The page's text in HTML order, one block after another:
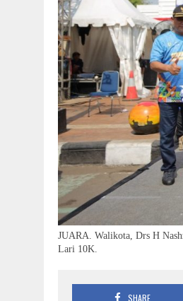
JUARA. Walikota, Drs H
Lari 10K.
SHARE